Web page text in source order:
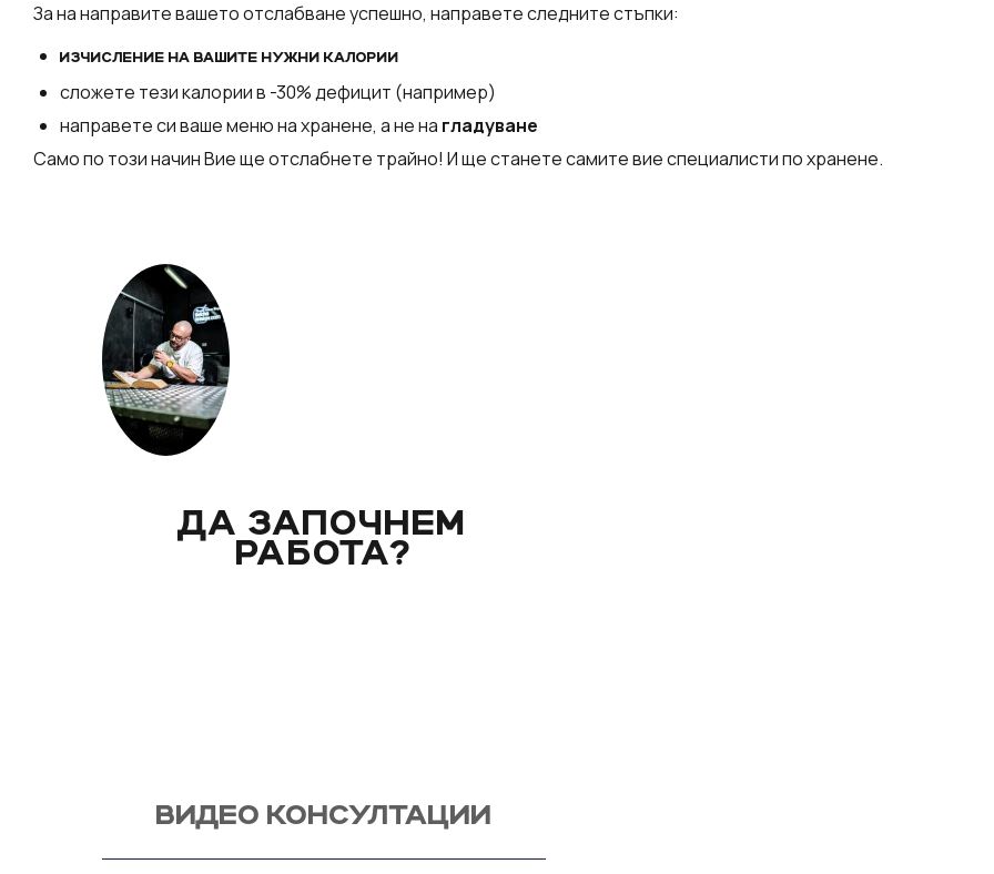
За на направите вашето отслабване успешно, направете следните стъпки:
ИЗЧИСЛЕНИЕ НА ВАШИТЕ НУЖНИ КАЛОРИИ
сложете тези калории в -30% дефицит (например)
направете си ваше меню на хранене, а не на гладуване
Само по този начин Вие ще отслабнете трайно! И ще станете самите вие специалисти по хранене.
ДА ЗАПОЧНЕМ
РАБОТА?
ВИДЕО КОНСУЛТАЦИИ